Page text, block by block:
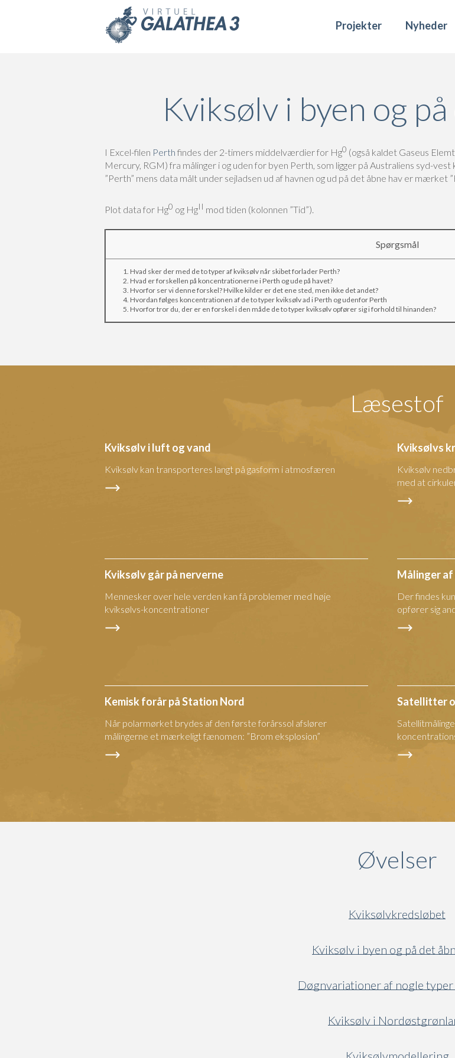
Projekter Nyheder
Kviksølv i byen og
I Excel-filen Perth findes der 2-timers middelværdier for Hg0 (også kaldet Gaseus
Mercury, RGM) fra målinger i og uden for byen Perth, som ligger på Australiens syd-
”Perth” mens data målt under sejladsen ud af havnen og ud på det åbne hav er mærket
Plot data for Hg0 og HgII mod tiden (kolonnen ”Tid”).
Spørgsmål
Hvad sker der med de to typer af kviksølv når skibet forlader Perth?
Hvad er forskellen på koncentrationerne i Perth og ude på havet?
Hvorfor ser vi denne forskel? Hvilke kilder er det ene sted, men ikke det andet?
Hvordan følges koncentrationen af de to typer kviksølv ad i Perth og udenfor Perth
Hvorfor tror du, der er en forskel i den måde de to typer kviksølv opfører sig i forhold til hinanden?
Læsestof
Kviksølv i luft og vand
Kviksølv kan transporteres langt på gasform i atmosfæren
Kviksølvs
Kviksølv
med at
Kviksølv går på nerverne
Mennesker over hele verden kan få problemer med høje
kviksølvs-koncentrationer
Målinger
Der findes
opfører sig
Kemisk forår på Station Nord
Når polarmørket brydes af den første forårssol afslører
målingerne et mærkeligt fænomen: ”Brom eksplosion”
Satellitter
Øvelser
Kviksølvkredsløbet
Kviksølv i byen og på det
Døgnvariationer af nogle
Kviksølv i